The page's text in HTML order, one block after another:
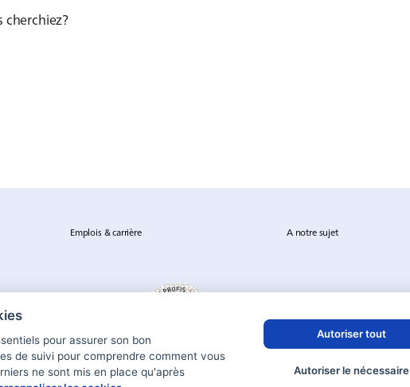
cherchiez?
Emplois & carrière A notre sujet
pour assurer son bon
de suivi pour comprendre comment vous
ne sont mis en place qu'après
Autoriser tout
Autoriser le nécessaire